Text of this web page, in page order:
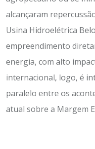
alcançaram
Usina Hidroelétrica
empreendimento
energia, com alto
internacional, logo, é
paralelo entre os
atual sobre a Margem